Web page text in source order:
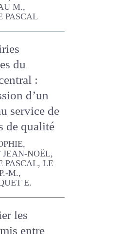
J., CAMPAGNE
A., POUVREAU
du
:
d’un
service
de
GALLIOT
CARRERE
HENAFF P.-M.,
E.